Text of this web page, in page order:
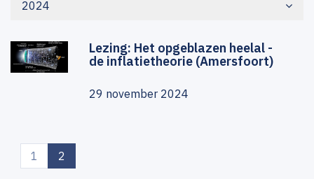
2024
Lezing: Het opgeblazen heelal -
de inflatietheorie (Amersfoort)
29 november 2024
1 2